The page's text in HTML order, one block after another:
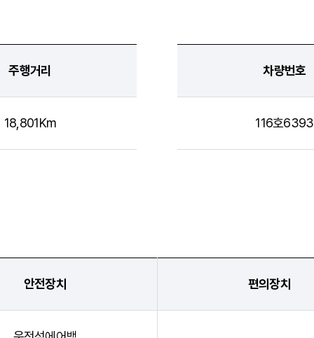
주행거리
18,801Km
차량번호
116호6393
안전장치 편의장치